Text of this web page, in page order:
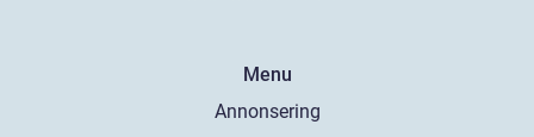
Menu
Annonsering